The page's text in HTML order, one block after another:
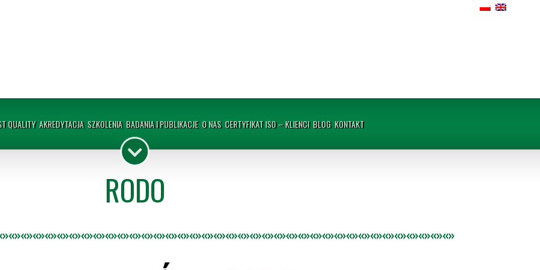
QUALITY AKREDYTACJA SZKOLENIA
AUDITOR WEWNĘTRZNY ISO 9001
AUDITOR WEWNĘTRZNY PN-EN ISO
AUDITOR WEWNĘTRZNY ISO 14001
BADANIA I PUBLIKACJE O NAS CERTYFIKAT ISO – KLIENCI BLOG KONTAKT
RODO